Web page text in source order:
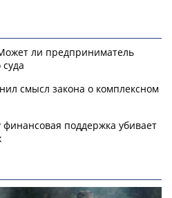
ли предприниматель
смысл закона о комплексном
поддержка убивает